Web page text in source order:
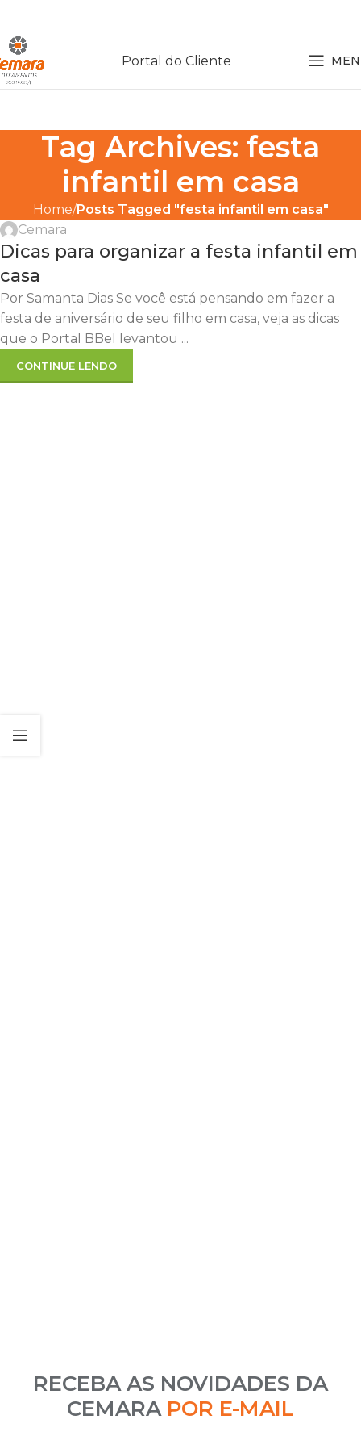
Portal do Cliente
Tag Archives: festa
infantil em casa
Home Posts Tagged "festa infantil em casa"
Cemara
Dicas para organizar a festa infantil em
casa
Por Samanta Dias Se você está pensando em fazer a
festa de aniversário de seu filho em casa, veja as dicas
que o Portal BBel levantou ...
CONTINUE LENDO
RECEBA AS NOVIDADES DA
CEMARA POR E-MAIL